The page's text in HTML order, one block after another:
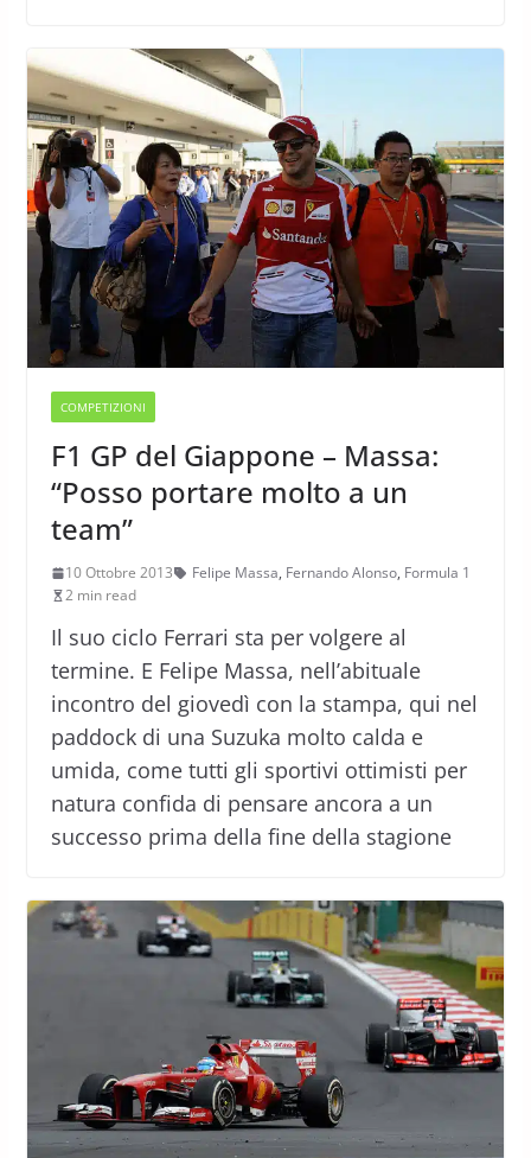
COMPETIZIONI
F1 GP del Giappone – Massa:
“Posso portare molto a un
team”
10 Ottobre 2013 Felipe Massa, Fernando Alonso, Formula 1
2 min read
Il suo ciclo Ferrari sta per volgere al
termine. E Felipe Massa, nell’abituale
incontro del giovedì con la stampa, qui nel
paddock di una Suzuka molto calda e
umida, come tutti gli sportivi ottimisti per
natura confida di pensare ancora a un
successo prima della fine della stagione